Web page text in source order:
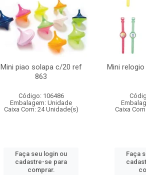
Mini piao solapa c/20 ref
863
Código: 106486
Embalagem: Unidade
Caixa Com: 24 Unidade(s)
Faça seu login ou
cadastre-se para
comprar.
Mini
Caixa
Faça